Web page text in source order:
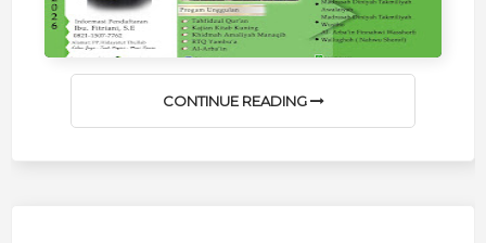
CONTINUE READING